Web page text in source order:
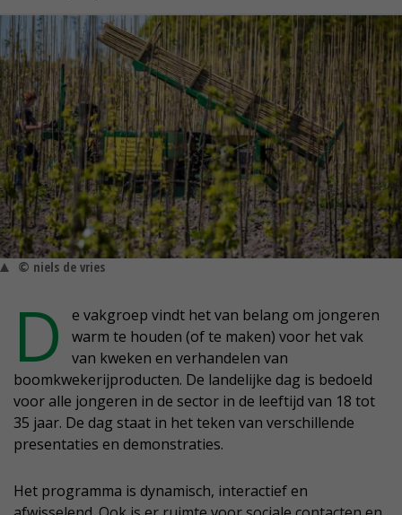
© niels de vries
D
e vakgroep vindt het van belang om jongeren
warm te houden (of te maken) voor het vak
van kweken en verhandelen van
boomkwekerijproducten. De landelijke dag is bedoeld
voor alle jongeren in de sector in de leeftijd van 18 tot
35 jaar. De dag staat in het teken van verschillende
presentaties en demonstraties.
Het programma is dynamisch, interactief en